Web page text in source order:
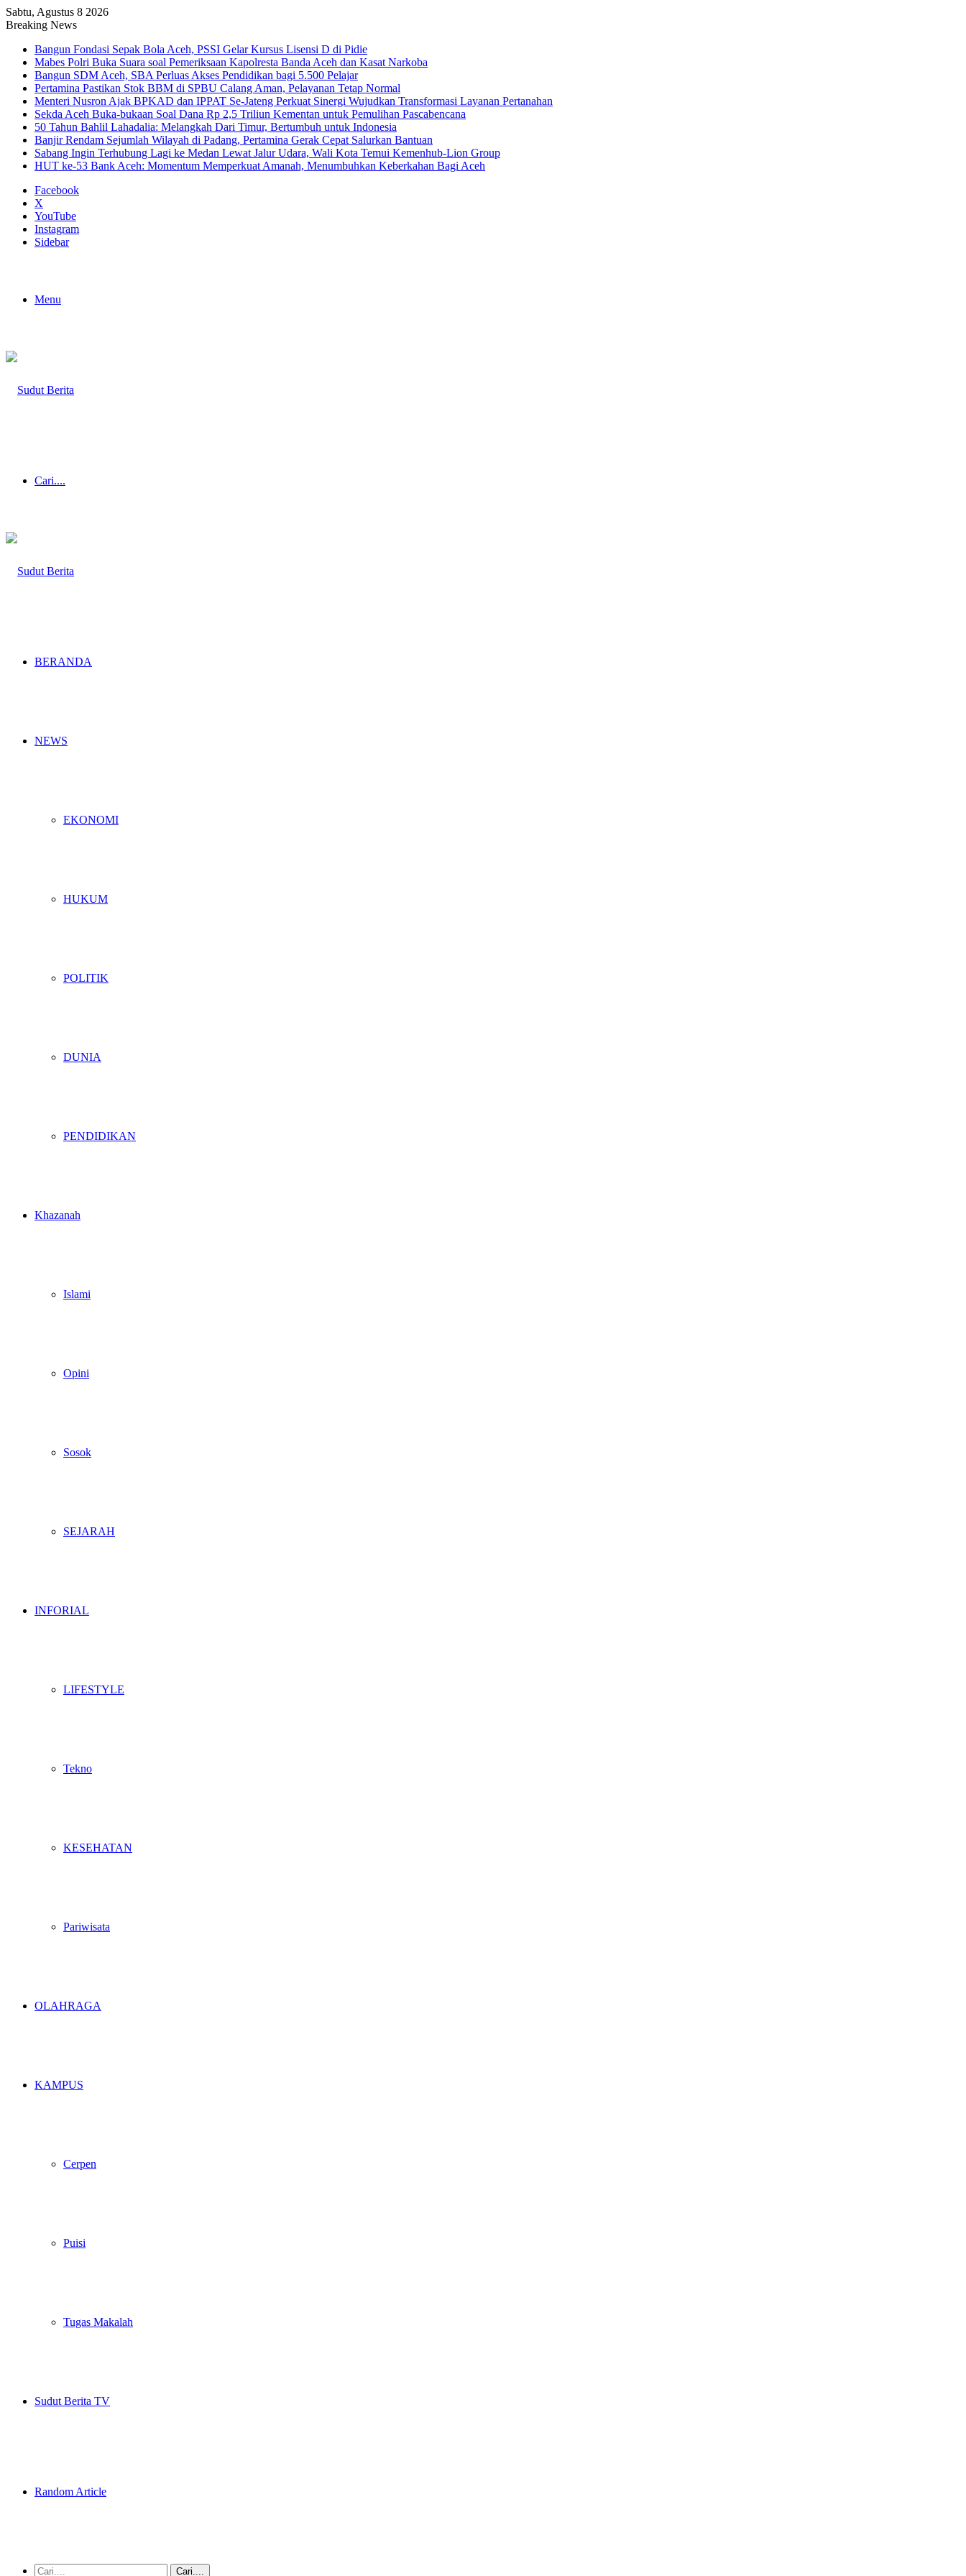
Sabtu, Agustus 8 2026
Breaking News
Bangun Fondasi Sepak Bola Aceh, PSSI Gelar Kursus Lisensi D di Pidie
Mabes Polri Buka Suara soal Pemeriksaan Kapolresta Banda Aceh dan Kasat Narkoba
Bangun SDM Aceh, SBA Perluas Akses Pendidikan bagi 5.500 Pelajar
Pertamina Pastikan Stok BBM di SPBU Calang Aman, Pelayanan Tetap Normal
Menteri Nusron Ajak BPKAD dan IPPAT Se-Jateng Perkuat Sinergi Wujudkan Transformasi Layanan Pertanahan
Sekda Aceh Buka-bukaan Soal Dana Rp 2,5 Triliun Kementan untuk Pemulihan Pascabencana
50 Tahun Bahlil Lahadalia: Melangkah Dari Timur, Bertumbuh untuk Indonesia
Banjir Rendam Sejumlah Wilayah di Padang, Pertamina Gerak Cepat Salurkan Bantuan
Sabang Ingin Terhubung Lagi ke Medan Lewat Jalur Udara, Wali Kota Temui Kemenhub-Lion Group
HUT ke-53 Bank Aceh: Momentum Memperkuat Amanah, Menumbuhkan Keberkahan Bagi Aceh
Facebook
X
YouTube
Instagram
Sidebar
Menu
Cari....
BERANDA
NEWS
EKONOMI
HUKUM
POLITIK
DUNIA
PENDIDIKAN
Khazanah
Islami
Opini
Sosok
SEJARAH
INFORIAL
LIFESTYLE
Tekno
KESEHATAN
Pariwisata
OLAHRAGA
KAMPUS
Cerpen
Puisi
Tugas Makalah
Sudut Berita TV
Random Article
Cari....